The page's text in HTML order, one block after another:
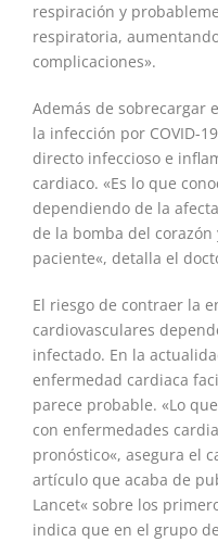
respiración y
respiratoria,
complicaciones».
Además de sobrecargar
la infección por COVID-
directo infeccioso e
cardiaco. «Es lo que
dependiendo de la
de la bomba del
paciente«, detalla el
El riesgo de contraer la
cardiovasculares
infectado. En la
enfermedad cardiaca
parece probable. «Lo
con enfermedades
pronóstico«, asegura el
artículo que acaba de
Lancet« sobre los
indica que en el grupo